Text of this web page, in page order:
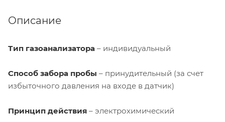
Описание
Тип газоанализатора – индивидуальный
Способ забора пробы – принудительный (за счет
избыточного давления на входе в датчик)
Принцип действия – электрохимический